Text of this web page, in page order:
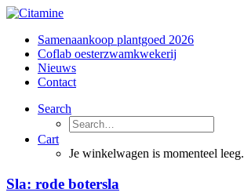
Samenaankoop plantgoed 2026
Coflab oesterzwamkwekerij
Nieuws
Contact
Search
Cart
Je winkelwagen is momenteel leeg.
Sla: rode botersla